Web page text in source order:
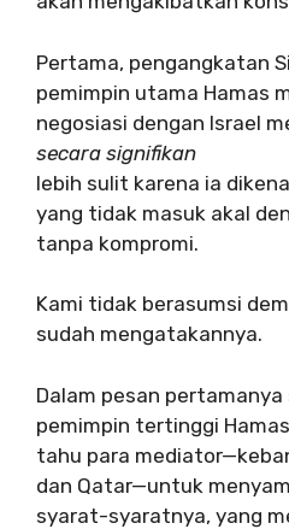
Pertama, pengangkatan
pemimpin utama Hamas
negosiasi dengan Israel
secara signifikan
lebih sulit karena ia
yang tidak masuk akal
tanpa kompromi.
Kami tidak berasumsi
sudah mengatakannya.
Dalam pesan
pemimpin tertinggi
tahu para
dan Qatar—untuk
syarat-syaratnya, yang